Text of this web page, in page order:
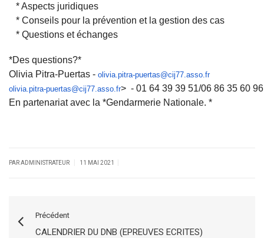
* Aspects juridiques
* Conseils pour la prévention et la gestion des cas
* Questions et échanges
*Des questions?*
Olivia Pitra-Puertas - olivia.pitra-puertas@cij77.asso.fr
olivia.pitra-puertas@cij77.asso.fr> - 01 64 39 39 51/06 86 35 60 96
En partenariat avec la *Gendarmerie Nationale. *
PAR ADMINISTRATEUR 11 MAI 2021
Précédent
CALENDRIER DU DNB (EPREUVES ECRITES)